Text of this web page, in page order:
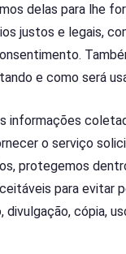
delas para lhe
justos e legais,
e como será
informações
o serviço
protegemos
para evitar
divulgação, cópia,